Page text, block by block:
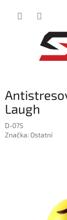
Laugh
D-075
Značka: Ostatní